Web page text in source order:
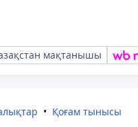
мақтанышы
Қоғам тынысы